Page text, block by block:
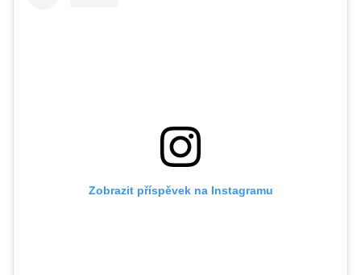
Zobrazit příspěvek na Instagramu